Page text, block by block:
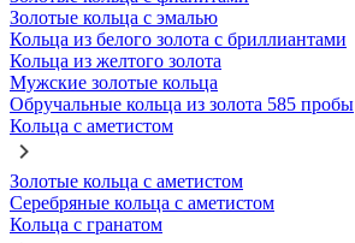
Золотые кольца с эмалью
Кольца из белого золота с бриллиантами
Кольца из желтого золота
Мужские золотые кольца
Обручальные кольца из золота 585 пробы
Кольца с аметистом
Золотые кольца с аметистом
Серебряные кольца с аметистом
Кольца с гранатом